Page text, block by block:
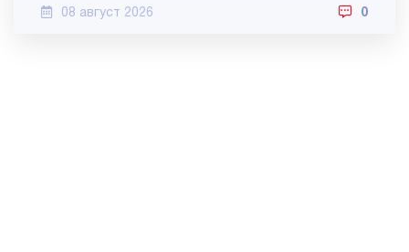
08 август 2026 0